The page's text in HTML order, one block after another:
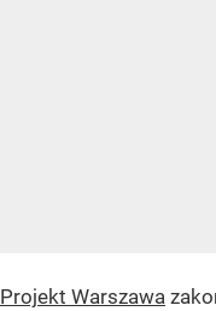
Projekt Warszawa